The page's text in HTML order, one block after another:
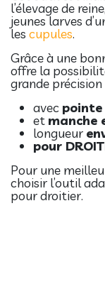
l’élevage de
jeunes larves
les cupules.
Grâce à une
offre la
grande
avec
et manche
longueur
pour
Pour une
choisir l’outil
pour droitier.